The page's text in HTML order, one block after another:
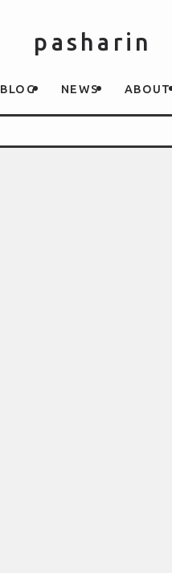
pasharin
BLOG NEWS ABOUT